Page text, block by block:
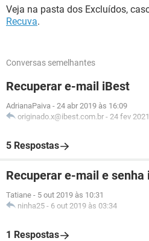
Veja na pasta dos Excluídos,
Recuva.
Conversas semelhantes
Recuperar e-mail iBest
AdrianaPaiva - 24 abr 2019 às 16:09
originado.x@ibest.com.br - 24 fev
5 Respostas
Recuperar e-mail e senha
Tatiane - 5 out 2019 às 10:31
ninha25 - 6 out 2019 às 03:34
1 Respostas